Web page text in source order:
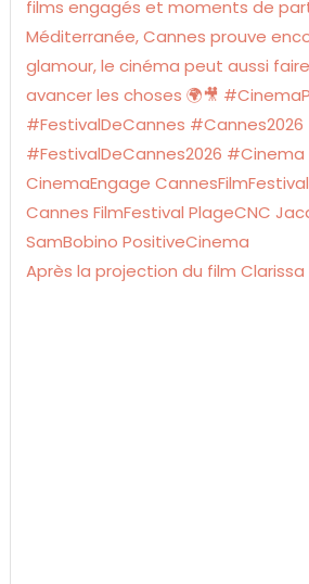
Après la projection du film Clarissa